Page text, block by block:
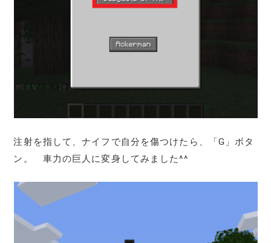
注射を指して、ナイフで自分を傷つけたら、「G」ボタ
ン。 車力の巨人に変身してみました^^